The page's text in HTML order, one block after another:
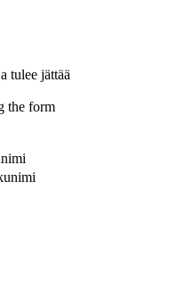
tulee jättää
the form